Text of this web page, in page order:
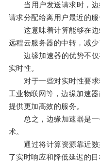
当用户发送请求时，边
请求分配给离用户最近的服
这意味着计算能够在边
远程云服务器的中转，减少
边缘加速器的优势不仅
实时性。
对于一些对实时性要求
工业物联网等，边缘加速
提供更加高效的服务。
总之，边缘加速器是一
术。
通过将计算资源靠近数
了实时响应和降低延迟的